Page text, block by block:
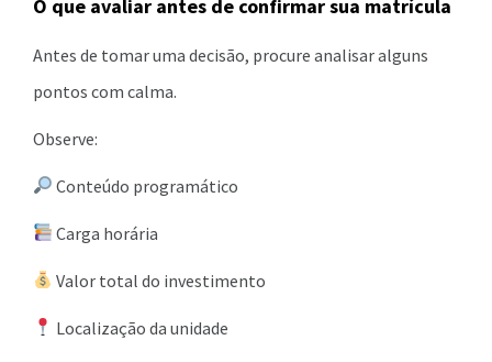
O que avaliar antes de confirmar sua matrícula
Antes de tomar uma decisão, procure analisar alguns
pontos com calma.
Observe:
Conteúdo programático
Carga horária
Valor total do investimento
Localização da unidade